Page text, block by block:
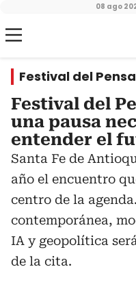
08 ago
Festival del
Festival del
una pausa
entender el
Santa Fe de
año el encuentro
centro de la
contemporánea,
IA y geopolítica
de la cita.